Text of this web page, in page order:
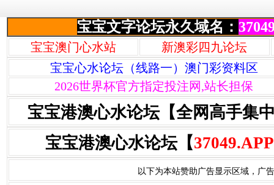
宝宝文字论坛永久域名：
宝宝澳门心水站
新澳彩四九论坛
宝宝心水论坛（线路一）澳门彩资料区
2026世界杯官方指定投注网,站长担保
宝宝港澳心水论坛【全网高手集
宝宝港澳心水论坛【37049.APP
以下为本站赞助广告显示区域，广